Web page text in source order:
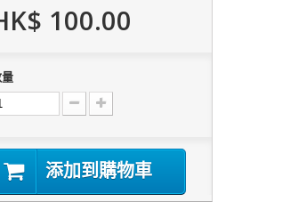
100.00
添加到購物車